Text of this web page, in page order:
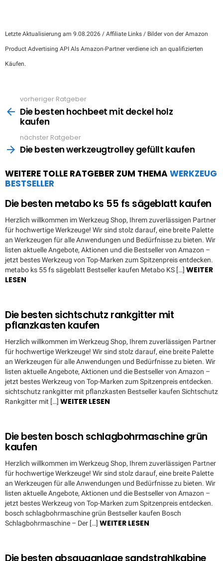
Letzte Aktualisierung am 9.08.2026 / Affiliate Links / Bilder von der Amazon
Product Advertising API Als Amazon-Partner verdiene ich an qualifizierten
Käufen.
more
vorheriger Ratgeber
Die besten hochbeet mit deckel holz
kaufen
nächster Ratgeber
Die besten werkzeugtrolley gefüllt kaufen
WEITERE TOLLE RATGEBER ZUM THEMAWERKZEUG
BESTSELLER
Die besten metabo ks 55 fs sägeblatt kaufen
Herzlich willkommen im Werkzeug Shop, Ihrem zuverlässigen Partner
für hochwertige Werkzeuge! Wir sind stolz darauf, eine breite Palette
an Werkzeugen für alle Anwendungen und Bedürfnisse zu bieten. Wir
listen aktuelle Angebote, Aktionen und die Bestseller von Amazon –
jetzt bestes Werkzeug von Top-Marken zum Spitzenpreis entdecken.
metabo ks 55 fs sägeblatt Bestseller kaufen Metabo KS […] WEITER
LESEN
Die besten sichtschutz rankgitter mit
pflanzkasten kaufen
Herzlich willkommen im Werkzeug Shop, Ihrem zuverlässigen Partner
für hochwertige Werkzeuge! Wir sind stolz darauf, eine breite Palette
an Werkzeugen für alle Anwendungen und Bedürfnisse zu bieten. Wir
listen aktuelle Angebote, Aktionen und die Bestseller von Amazon –
jetzt bestes Werkzeug von Top-Marken zum Spitzenpreis entdecken.
sichtschutz rankgitter mit pflanzkasten Bestseller kaufen Sichtschutz
Rankgitter mit […] WEITER LESEN
Die besten bosch schlagbohrmaschine grün
kaufen
Herzlich willkommen im Werkzeug Shop, Ihrem zuverlässigen Partner
für hochwertige Werkzeuge! Wir sind stolz darauf, eine breite Palette
an Werkzeugen für alle Anwendungen und Bedürfnisse zu bieten. Wir
listen aktuelle Angebote, Aktionen und die Bestseller von Amazon –
jetzt bestes Werkzeug von Top-Marken zum Spitzenpreis entdecken.
bosch schlagbohrmaschine grün Bestseller kaufen Bosch
Schlagbohrmaschine – Der […] WEITER LESEN
Die besten absauganlage sandstrahlkabine